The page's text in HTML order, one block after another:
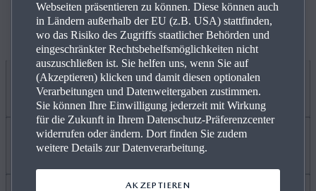
Jetzt entdecken
ANGEBOT PRIVAT
Mehr erfahren
Webseiten präsentieren zu können. Diese können auch
in Ländern außerhalb der EU (z.B. USA) stattfinden,
wo das Risiko des Zugriffs staatlicher Behörden und
eingeschränkter Rechtsbehelfsmöglichkeiten nicht
auszuschließen ist. Sie helfen uns, wenn Sie auf
(Akzeptieren) klicken und damit diesen optionalen
Verarbeitungen und Datenweitergaben zustimmen.
Sie können Ihre Einwilligung jederzeit mit Wirkung
für die Zukunft in Ihrem Datenschutz-Präferenzcenter
widerrufen oder ändern. Dort finden Sie zudem
weitere Details zur Datenverarbeitung.
AKZEPTIEREN